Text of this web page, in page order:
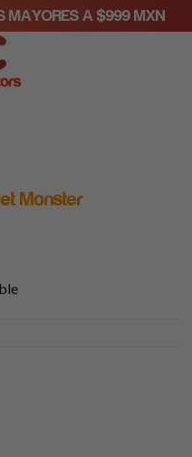
MAYORES A $999 MXN
Monster